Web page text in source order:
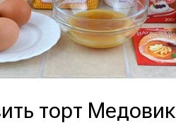
торт Медовик